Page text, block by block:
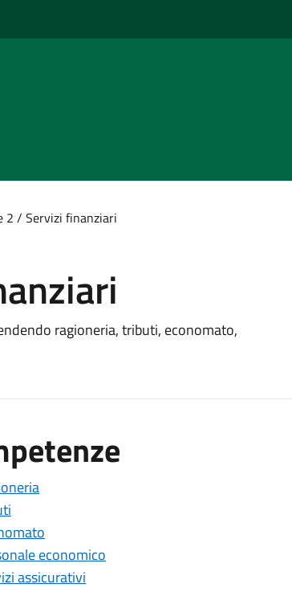
2 / Servizi finanziari
ragioneria, tributi, economato,
economico
assicurativi